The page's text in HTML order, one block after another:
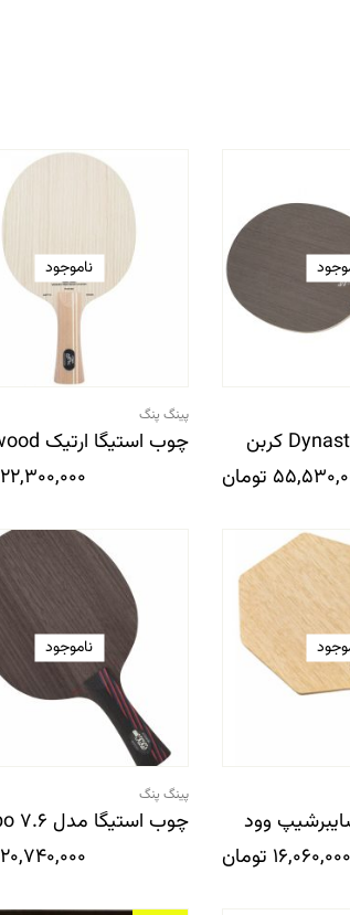
تومان
ناموجود
پینگ پنگ
چوب استیگا ارتیک wood
22,300,000
وود
16,060,000 تومان
ناموجود
پینگ پنگ
چوب استیگا مدل 6.Carbo 7
20,740,000